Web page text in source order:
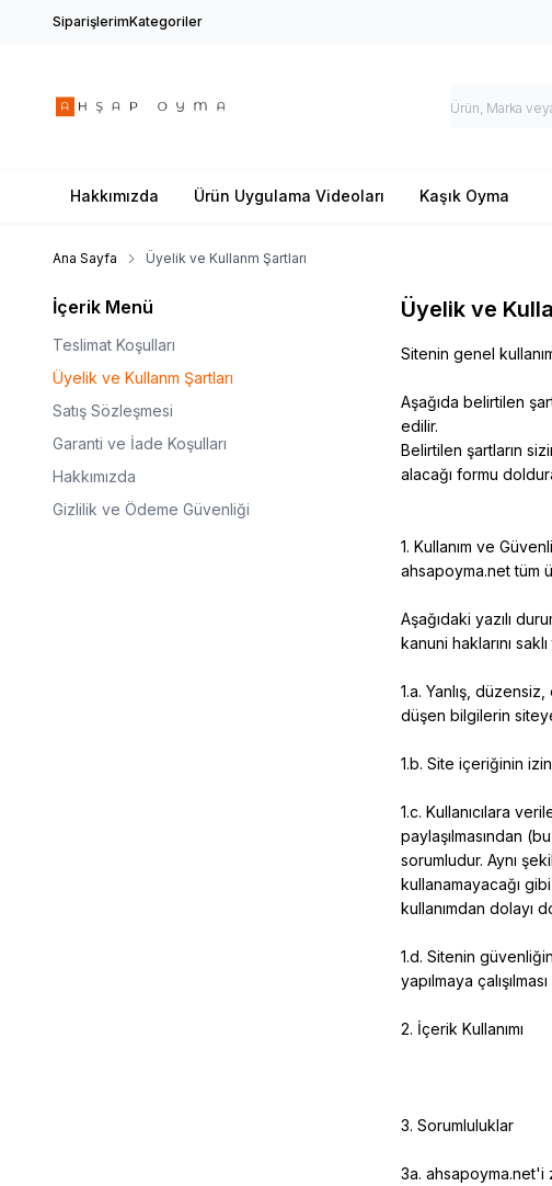
SiparişlerimKategoriler
Hakkımızda Ürün Uygulama Videoları Kaşık Oyma
Ana Sayfa Üyelik ve Kullanm Şartları
İçerik Menü
Teslimat Koşulları
Üyelik ve Kullanm Şartları
Satış Sözleşmesi
Garanti ve İade Koşulları
Hakkımızda
Gizlilik ve Ödeme Güvenliği
Üyelik ve
Sitenin genel
Aşağıda belirtilen
edilir.
Belirtilen şartların
alacağı formu
1. Kullanım ve
ahsapoyma.nettüm
Aşağıdaki yazılı
kanuni haklarını
1.a. Yanlış,
düşen bilgilerin
1.b. Site içeriğinin
1.c. Kullanıcılara
paylaşılmasından
sorumludur. Aynı
kullanamayacağı
kullanımdan dolayı
1.d. Sitenin
yapılmaya
2. İçerik Kullanımı
3. Sorumluluklar
3a. ahsapoyma.net'i